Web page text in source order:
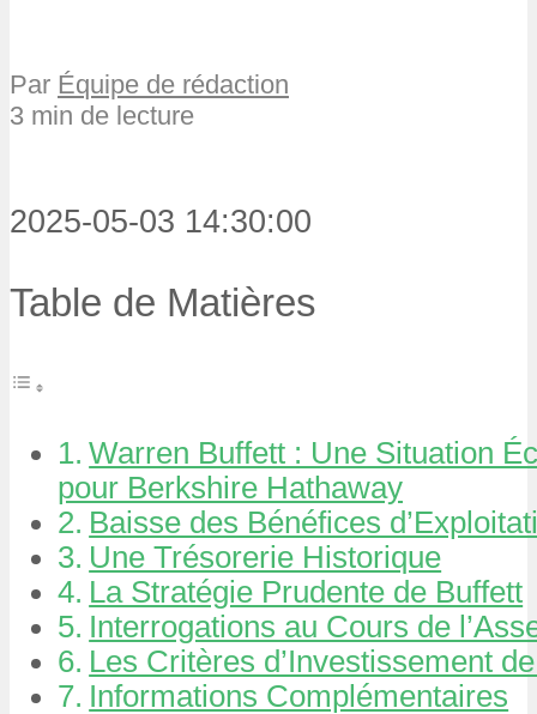
Par Équipe de rédaction
3 min de lecture
2025-05-03 14:30:00
Table de Matières
Warren Buffett : Une Situation
pour Berkshire Hathaway
Baisse des Bénéfices
Une Trésorerie Historique
La Stratégie Prudente de Buffett
Interrogations au Cours de
Les Critères d’Investissement
Informations Complémentaires